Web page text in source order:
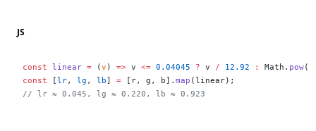
JS
const linear = (v ) => v <= 0.04045 ? v / 12.92 : Math. pow
const [lr, lg , lb] = [r, g, b]. map (linear);
// lr ≈ 0.045, lg ≈ 0.220, lb ≈ 0.923